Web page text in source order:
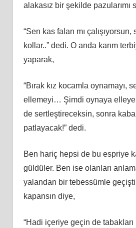
alakasız bir şekilde pazularımı
“Sen kas falan mı
kollar..” dedi. O anda karım
yaparak,
“Bırak kız kocamla oynamayı,
ellemeyi… Şimdi oynaya
de sertleştireceksin, sonra
patlayacak!” dedi.
Ben hariç hepsi de bu espriye
güldüler. Ben ise olanları
yalandan bir tebessümle
kapansın diye,
“Hadi içeriye geçin de tabakları